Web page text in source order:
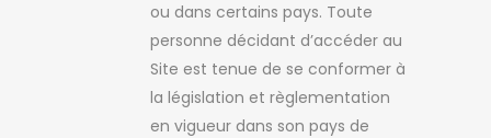
ou dans certains pays. Toute
personne décidant d’accéder au
Site est tenue de se conformer à
la législation et règlementation
en vigueur dans son pays de